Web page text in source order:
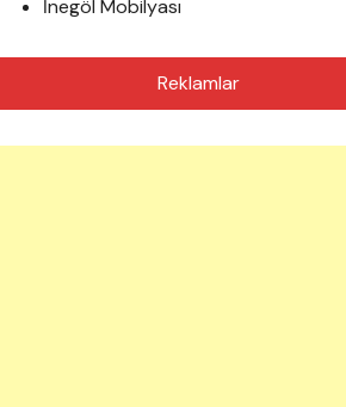
İnegöl Mobilyası
Reklamlar